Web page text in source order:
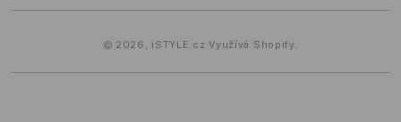
© 2026, iSTYLE.cz Využívá Shopify.